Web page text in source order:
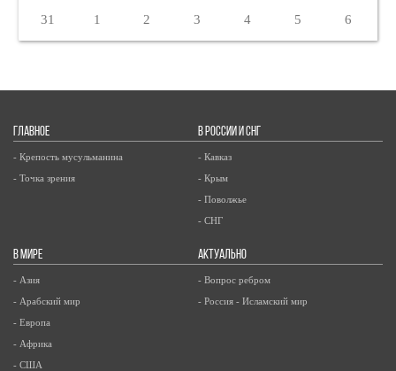
31 1 2 3 4 5 6
ГЛАВНОЕ
- Крепость мусульманина
- Точка зрения
В РОССИИ И СНГ
- Кавказ
- Крым
- Поволжье
- СНГ
В МИРЕ
- Азия
- Арабский мир
- Европа
- Африка
- США
АКТУАЛЬНО
- Вопрос ребром
- Россия - Исламский мир